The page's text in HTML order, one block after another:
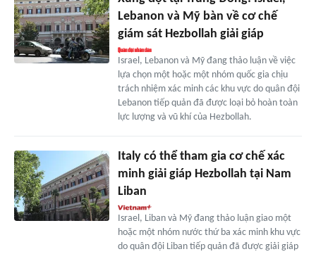
Lebanon và Mỹ bàn về cơ chế
giám sát Hezbollah giải giáp
Israel, Lebanon và Mỹ đang thảo luận về việc
lựa chọn một hoặc một nhóm quốc gia chịu
trách nhiệm xác minh các khu vực do quân đội
Lebanon tiếp quản đã được loại bỏ hoàn toàn
lực lượng và vũ khí của Hezbollah.
Italy có thể tham gia cơ chế xác
minh giải giáp Hezbollah tại Nam
Liban
Israel, Liban và Mỹ đang thảo luận giao một
hoặc một nhóm nước thứ ba xác minh khu vực
do quân đội Liban tiếp quản đã được giải giáp